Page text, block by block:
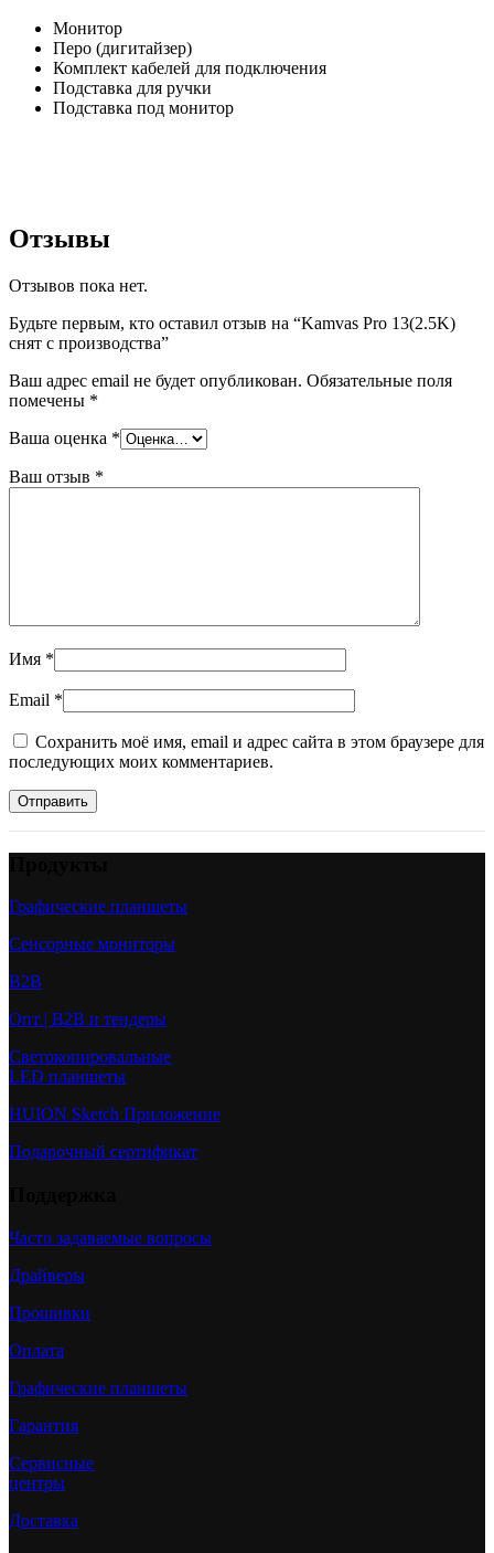
Монитор
Перо (дигитайзер)
Комплект кабелей для подключения
Подставка для ручки
Подставка под монитор
Отзывы
Отзывов пока нет.
Будьте первым, кто оставил отзыв на “Kamvas Pro 13(2.5K)
снят с производства”
Ваш адрес email не будет опубликован. Обязательные поля
помечены *
Ваша оценка *
Ваш отзыв *
Имя *
Email *
Сохранить моё имя, email и адрес сайта в этом браузере для
последующих моих комментариев.
Графические планшеты
Сенсорные мониторы
B2B
Опт | B2B и тендеры
Светокопировальные
LED планшеты
HUION Sketch Приложение
Подарочный сертификат
Часто задаваемые вопросы
Драйверы
Прошивки
Оплата
Графические планшеты
Гарантия
Сервисные
центры
Доставка